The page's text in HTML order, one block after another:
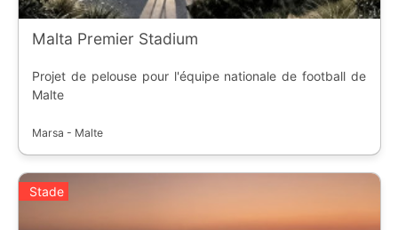
Malta Premier Stadium
Projet de pelouse pour l'équipe nationale de football de
Malte
Marsa - Malte
Stade